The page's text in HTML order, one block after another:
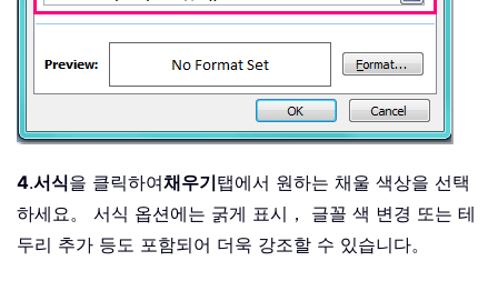
4.서식을 클릭하여채우기탭에서 원하는 채울 색상을 선택
하세요。 서식 옵션에는 굵게 표시， 글꼴 색 변경 또는 테
두리 추가 등도 포함되어 더욱 강조할 수 있습니다。